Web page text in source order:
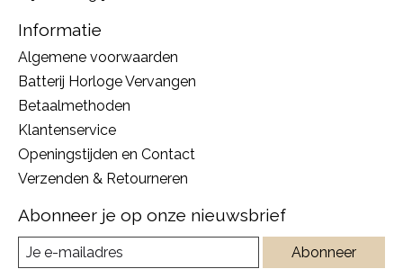
Informatie
Algemene voorwaarden
Batterij Horloge Vervangen
Betaalmethoden
Klantenservice
Openingstijden en Contact
Verzenden & Retourneren
Abonneer je op onze nieuwsbrief
Abonneer